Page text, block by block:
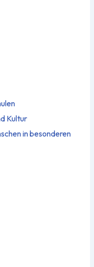
Kultur
in besonderen